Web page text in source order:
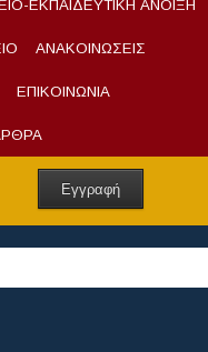
ΕΚΠΑΙΔΕΥΤΙΚΗ ΑΝΟΙΞΗ
ΑΝΑΚΟΙΝΩΣΕΙΣ
ΕΠΙΚΟΙΝΩΝΙΑ